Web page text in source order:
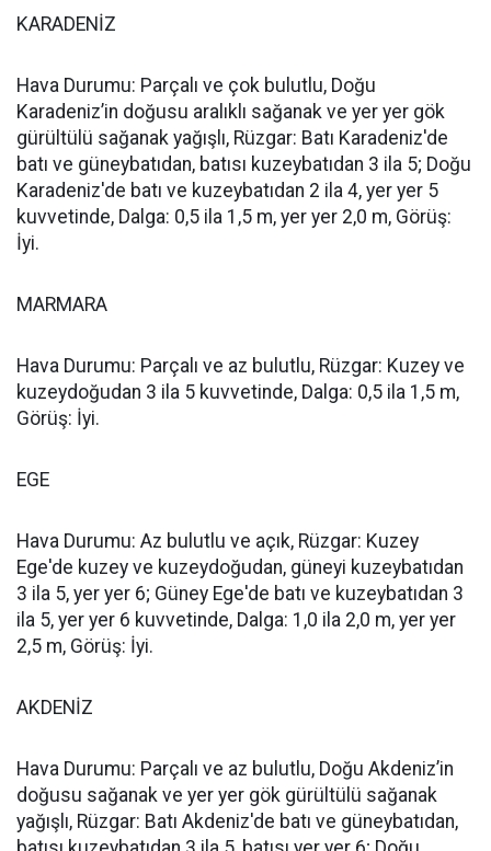
KARADENİZ
Hava Durumu: Parçalı ve çok bulutlu, Doğu
Karadeniz’in doğusu aralıklı sağanak ve yer yer gök
gürültülü sağanak yağışlı, Rüzgar: Batı Karadeniz'de
batı ve güneybatıdan, batısı kuzeybatıdan 3 ila 5; Doğu
Karadeniz'de batı ve kuzeybatıdan 2 ila 4, yer yer 5
kuvvetinde, Dalga: 0,5 ila 1,5 m, yer yer 2,0 m, Görüş:
İyi.
MARMARA
Hava Durumu: Parçalı ve az bulutlu, Rüzgar: Kuzey ve
kuzeydoğudan 3 ila 5 kuvvetinde, Dalga: 0,5 ila 1,5 m,
Görüş: İyi.
EGE
Hava Durumu: Az bulutlu ve açık, Rüzgar: Kuzey
Ege'de kuzey ve kuzeydoğudan, güneyi kuzeybatıdan
3 ila 5, yer yer 6; Güney Ege'de batı ve kuzeybatıdan 3
ila 5, yer yer 6 kuvvetinde, Dalga: 1,0 ila 2,0 m, yer yer
2,5 m, Görüş: İyi.
AKDENİZ
Hava Durumu: Parçalı ve az bulutlu, Doğu Akdeniz’in
doğusu sağanak ve yer yer gök gürültülü sağanak
yağışlı, Rüzgar: Batı Akdeniz'de batı ve güneybatıdan,